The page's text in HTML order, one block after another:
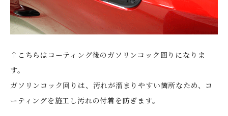
↑こちらはコーティング後のガソリンコック回りになりま
す。
ガソリンコック回りは、汚れが溜まりやすい箇所なため、コ
ーティングを施工し汚れの付着を防ぎます。